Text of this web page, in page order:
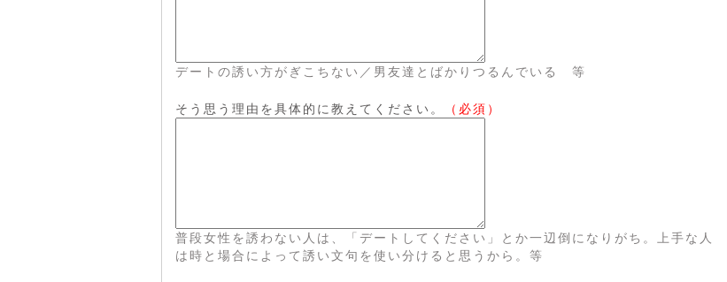
デートの誘い方がぎこちない／男友達とばかりつるんでいる 等
そう思う理由を具体的に教えてください。 （必須）
普段女性を誘わない人は、「デートしてください」とか一辺倒になりがち。上手な人
は時と場合によって誘い文句を使い分けると思うから。等